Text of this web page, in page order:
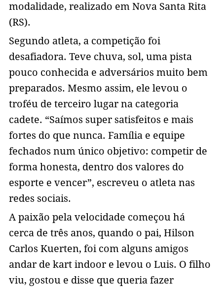
modalidade, realizado em Nova Santa Rita
(RS).
Segundo atleta, a competição foi
desafiadora. Teve chuva, sol, uma pista
pouco conhecida e adversários muito bem
preparados. Mesmo assim, ele levou o
troféu de terceiro lugar na categoria
cadete. “Saímos super satisfeitos e mais
fortes do que nunca. Família e equipe
fechados num único objetivo: competir de
forma honesta, dentro dos valores do
esporte e vencer”, escreveu o atleta nas
redes sociais.
A paixão pela velocidade começou há
cerca de três anos, quando o pai, Hilson
Carlos Kuerten, foi com alguns amigos
andar de kart indoor e levou o Luis. O filho
viu, gostou e disse que queria fazer